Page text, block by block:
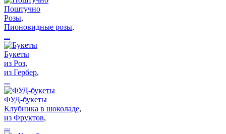
Поштучно
Розы,
Пионовидные розы,
...
Букеты
из Роз,
из Гербер,
...
ФУД-букеты
Клубника в шоколаде,
из Фруктов,
...